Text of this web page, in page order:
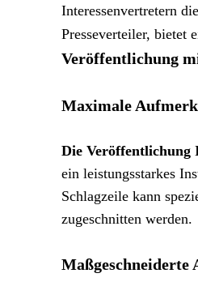
Interessenvertretern
Presseverteiler, bietet
Veröffentlichung
Maximale
Die Veröffentlichung
ein leistungsstarkes
Schlagzeile kann
zugeschnitten werden.
Maßgeschneiderte